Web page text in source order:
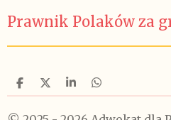
Prawnik Polaków za
U
d
U
d
U
d
U
d